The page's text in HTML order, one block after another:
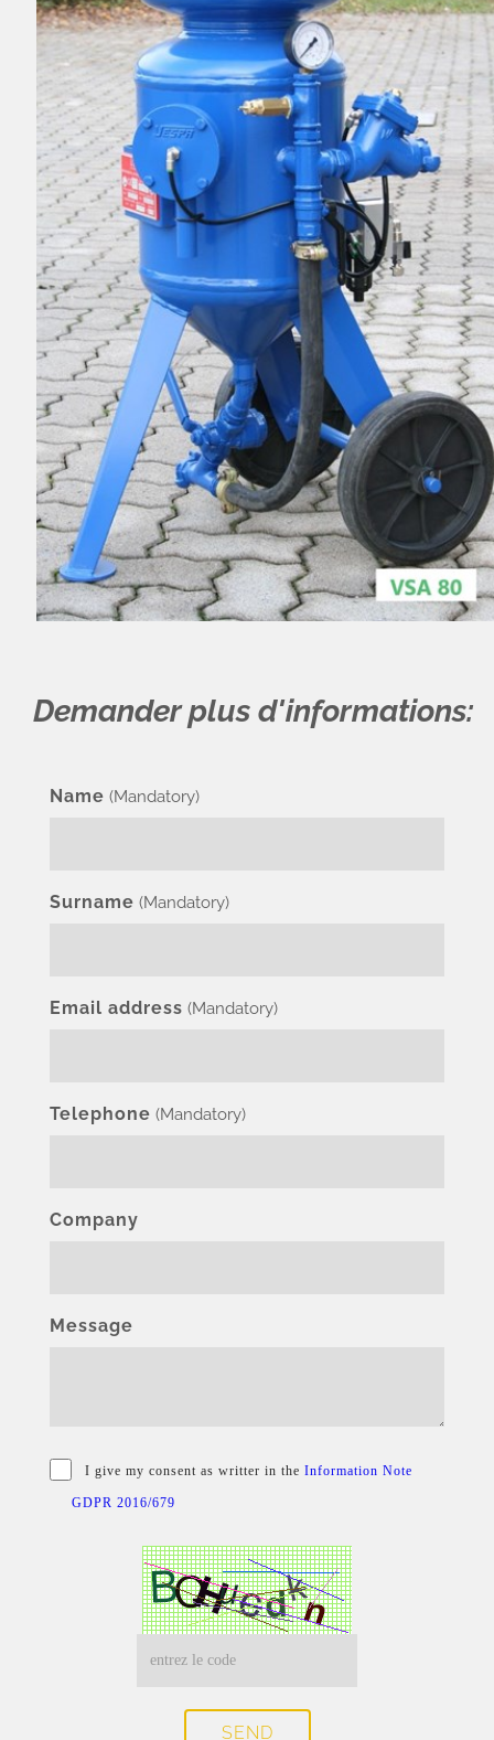
Demander plus d'informations:
Name (Mandatory)
Surname (Mandatory)
Email address (Mandatory)
Telephone (Mandatory)
Company
Message
I give my consent as writter in the Information Note
GDPR 2016/679
SEND